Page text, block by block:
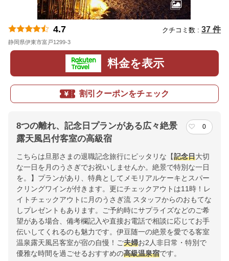
4.7 クチコミ数 : 37 件
静岡県伊東市富戸1299-3
料金を表示
割引クーポンをチェック
8つの離れ、記念日プランがある広々絶景
露天風呂付客室の高級宿
0
こちらは旦那さまの退職記念旅行にピッタリな【記念日大切
な一日を月のうさぎでお祝いしませんか。絶景で特別な一日
を。】プランがあり、特典としてメモリアルケーキとスパー
クリングワインが付きます。更にチェックアウトは11時！レ
イトチェックアウトに月のうさぎ流 スタッフからのおもてな
しプレゼントもあります。ご予約時にサプライズなどのご希
望がある場合、備考欄記入や直接お電話で相談に応じてお手
伝いしてくれるのも魅力です。伊豆随一の絶景を愛でる客室
温泉露天風呂客室が宿の自慢！ご夫婦お2人非日常・特別で
優雅な時間を過ごせるおすすめの高級温泉宿です。